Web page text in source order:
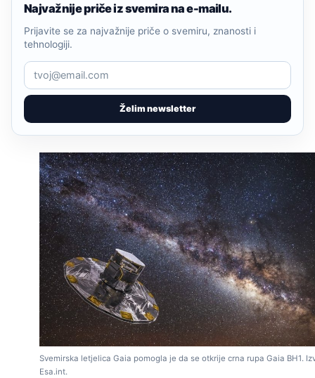
Najvažnije priče iz svemira na e-mailu.
Želim newsletter
Prijavite se za najvažnije priče o svemiru, znanosti i
tehnologiji.
Svemirska letjelica Gaia pomogla je da se otkrije crna rupa Gaia BH1.
Esa.int.